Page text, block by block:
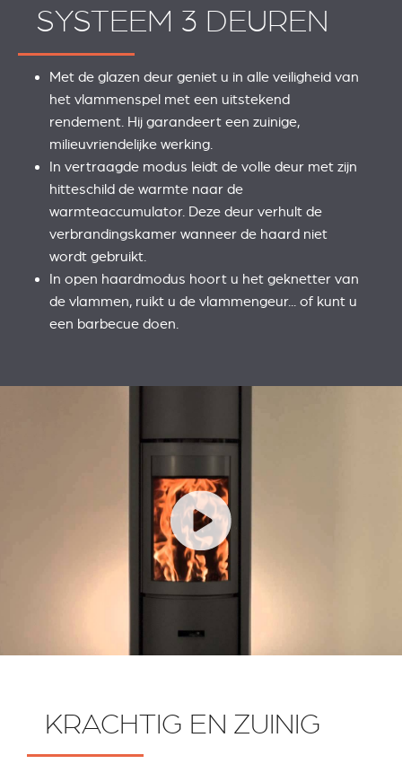
SYSTEEM 3 DEUREN
Met de glazen deur geniet u in alle veiligheid van
het vlammenspel met een uitstekend
rendement. Hij garandeert een zuinige,
milieuvriendelijke werking.
In vertraagde modus leidt de volle deur met zijn
hitteschild de warmte naar de
warmteaccumulator. Deze deur verhult de
verbrandingskamer wanneer de haard niet
wordt gebruikt.
In open haardmodus hoort u het geknetter van
de vlammen, ruikt u de vlammengeur... of kunt u
een barbecue doen.
KRACHTIG EN ZUINIG